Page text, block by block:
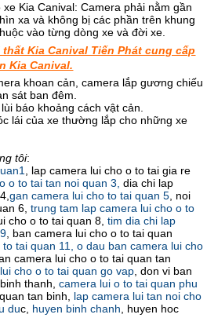
Kia Canival: Camera phải nằm gần
xa và không bị các phần trên khung
vào từng dòng xe và đời xe.
Kia Canival Tiến Phát cung cấp
Kia Canival.
khoan cản, camera lắp gương chiếu
sát ban đêm.
báo khoảng cách vật cản.
lái của xe thường lắp cho những xe
tôi:
, lap camera lui cho o to tai gia re
o to tai tan noi quan 3, dia chi lap
gan camera lui cho to tai quan 5 , noi
6,trung tam lap camera lui cho o to
cho o to tai quan 8,tim dia chi lap
, ban camera lui cho o to tai quan
tai quan 11, o dau ban camera lui cho
camera lui cho o to tai quan tan
cho o to tai quan go vap , don vi ban
thanh,camera lui o to tai quan phu
tan binh, lap camera lui tan noi cho
duc, huyen binh chanh , huyen hoc